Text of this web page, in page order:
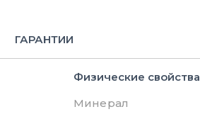
ГАРАНТИИ
Физические свойства
Минерал